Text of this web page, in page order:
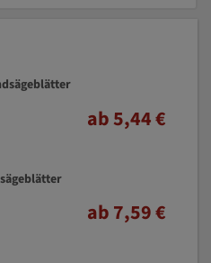
ab 5,44 €
ab 7,59 €